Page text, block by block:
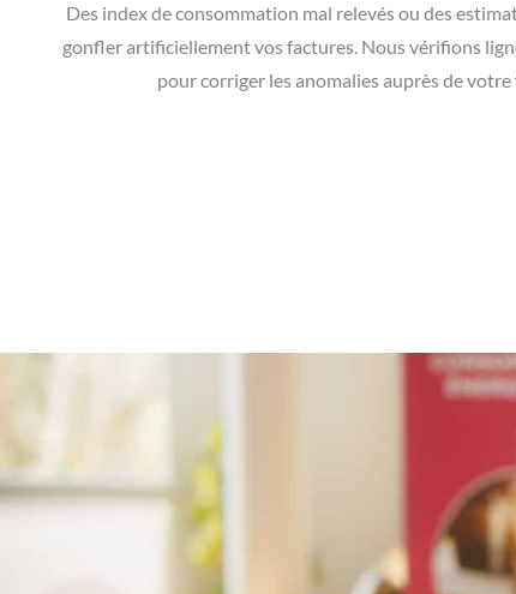
Des index de consommation mal relevés ou des
gonfler artificiellement vos factures. Nous vérifions
pour corriger les anomalies auprès de